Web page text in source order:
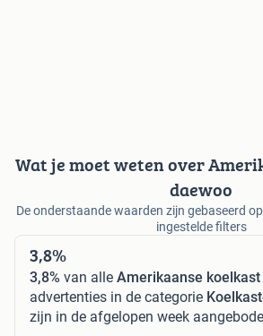
Wat je moet weten over
daewoo
De onderstaande waarden zijn gebaseerd
ingestelde filters
3,8%
3,8% van alle Amerikaanse
advertenties in de categorie
zijn in de afgelopen week